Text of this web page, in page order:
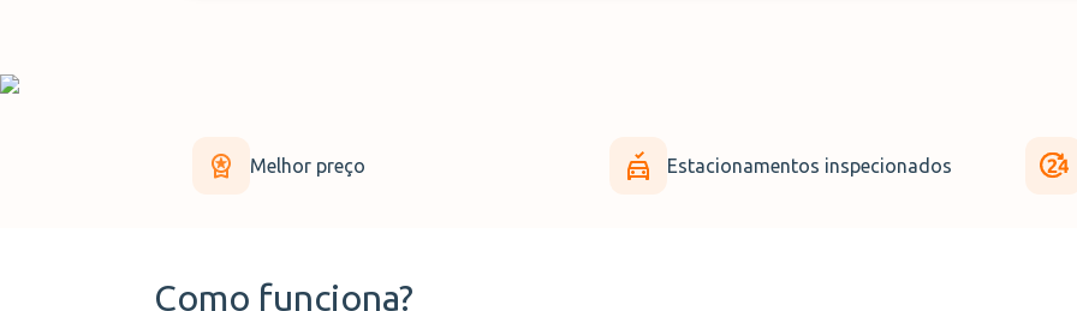
Melhor preço Estacionamentos inspecionados
Como funciona?